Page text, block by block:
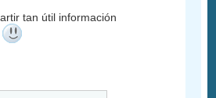
tan útil información